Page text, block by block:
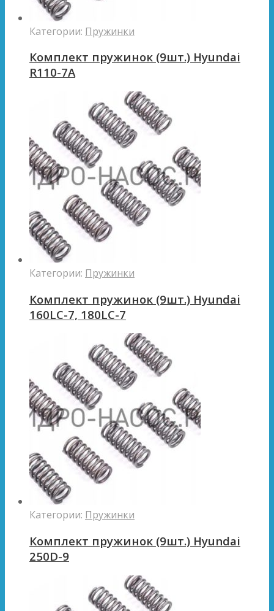
Категории: Пружинки
Комплект пружинок (9шт.) Hyundai
R110-7A
Категории: Пружинки
Комплект пружинок (9шт.) Hyundai
160LC-7, 180LC-7
Категории: Пружинки
Комплект пружинок (9шт.) Hyundai
250D-9